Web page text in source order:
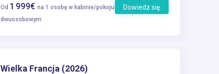
Od 1 999€ na 1 osobę w kabinie/pokoju
dwuosobowym
Dowiedz się
więcej
Wielka Francja (2026)